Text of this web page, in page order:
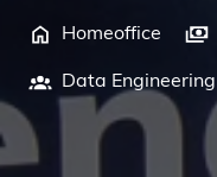
Homeoffice
Data Engineering